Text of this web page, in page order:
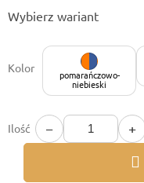
jednostkowa:
Wybierz wariant
Kolor pomarańczowo-
niebieski
Ilość − +